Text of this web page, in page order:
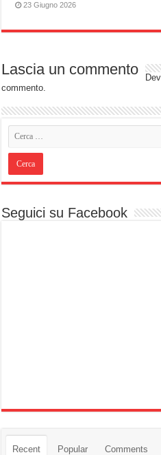
23 Giugno 2026
Lascia un commento
commento.
Seguici su Facebook
Recent Popular Comments